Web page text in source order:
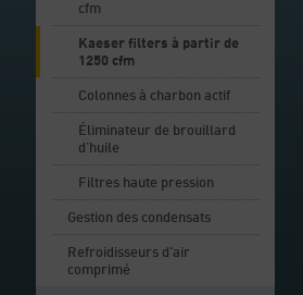
cfm
Kaeser filters à partir de
1250 cfm
Colonnes à charbon actif
Éliminateur de brouillard
d’huile
Filtres haute pression
Gestion des condensats
Refroidisseurs d'air
comprimé